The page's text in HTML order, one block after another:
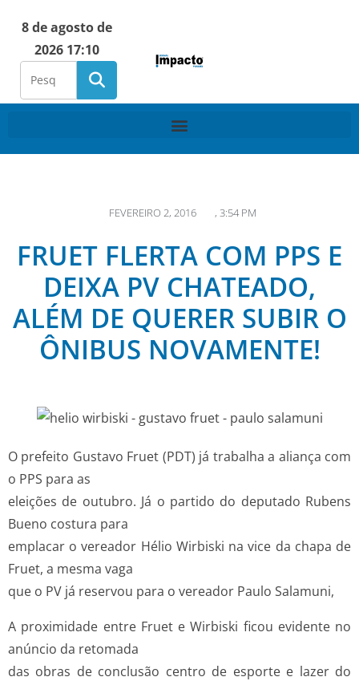
8 de agosto de
2026 17:10
FEVEREIRO 2, 2016 , 3:54 PM
FRUET FLERTA COM PPS E
DEIXA PV CHATEADO,
ALÉM DE QUERER SUBIR O
ÔNIBUS NOVAMENTE!
O prefeito Gustavo Fruet (PDT) já trabalha a aliança com
o PPS para as
eleições de outubro. Já o partido do deputado Rubens
Bueno costura para
emplacar o vereador Hélio Wirbiski na vice da chapa de
Fruet, a mesma vaga
que o PV já reservou para o vereador Paulo Salamuni,
A proximidade entre Fruet e Wirbiski ficou evidente no
anúncio da retomada
das obras de conclusão centro de esporte e lazer do